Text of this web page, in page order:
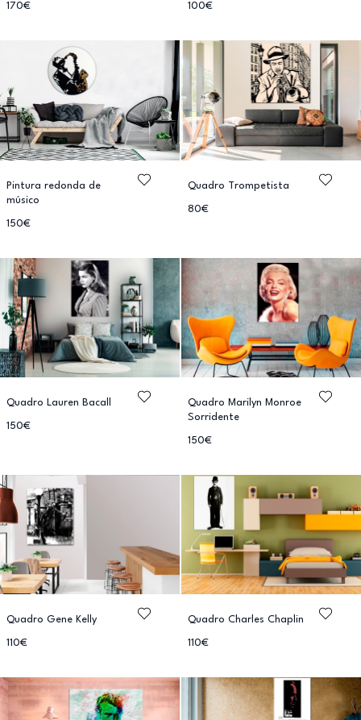
170€ 100€
Pintura redonda de
músico
150€
Quadro Trompetista
80€
Quadro Lauren Bacall
150€
Quadro Marilyn Monroe
Sorridente
150€
Quadro Gene Kelly
110€
Quadro Charles Chaplin
110€